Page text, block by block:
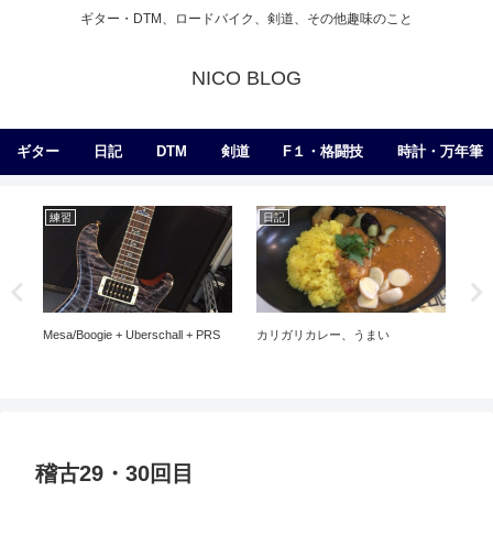
ギター・DTM、ロードバイク、剣道、その他趣味のこと
NICO BLOG
ギター 日記 DTM 剣道 F１・格闘技 時計・万年筆
練習
Mesa/Boogie + Uberschall + PRS
日記
カリガリカレー、うまい
稽古29・30回目